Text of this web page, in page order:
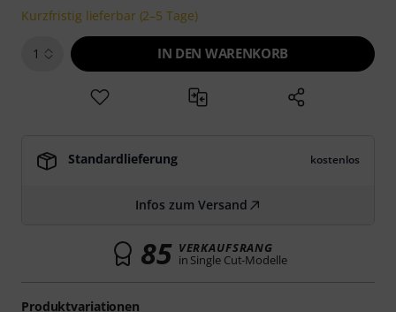
Produktvariationen
Kurzfristig lieferbar (2–5 Tage)
1 IN DEN WARENKORB
Standardlieferung kostenlos
Infos zum Versand
85 VERKAUFSRANG
in Single Cut-Modelle